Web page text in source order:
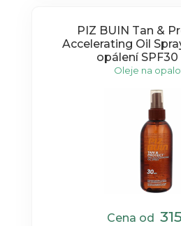
PIZ BUIN Tan &
Accelerating Oil
opálení SPF30
Oleje na
Cena od